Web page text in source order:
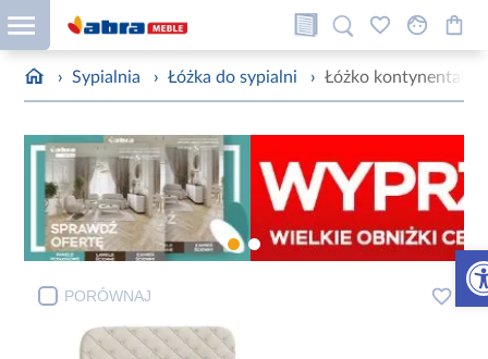
› Sypialnia › Łóżka do sypialni › Łóżko
PORÓWNAJ